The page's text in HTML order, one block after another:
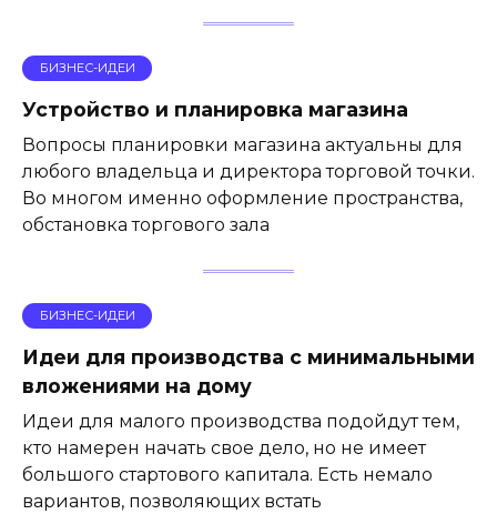
БИЗНЕС-ИДЕИ
Устройство и планировка магазина
Вопросы планировки магазина актуальны для
любого владельца и директора торговой точки.
Во многом именно оформление пространства,
обстановка торгового зала
БИЗНЕС-ИДЕИ
Идеи для производства с минимальными
вложениями на дому
Идеи для малого производства подойдут тем,
кто намерен начать свое дело, но не имеет
большого стартового капитала. Есть немало
вариантов, позволяющих встать